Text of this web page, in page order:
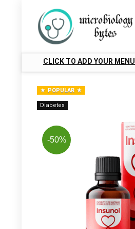
CLICK TO ADD YOUR MENU
POPULAR
Diabetes
-50%